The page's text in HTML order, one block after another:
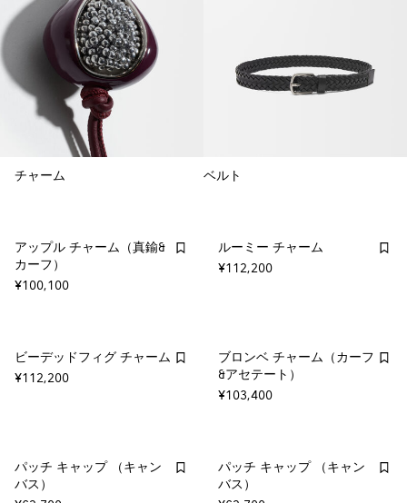
チャーム ベルト
アップル チャーム（真鍮&
カーフ）
¥100,100
ルーミー チャーム
¥112,200
ビーデッドフィグ チャーム
¥112,200
ブロンベ チャーム（カーフ
&アセテート）
¥103,400
パッチ キャップ （キャン
バス）
パッチ キャップ （キャン
バス）